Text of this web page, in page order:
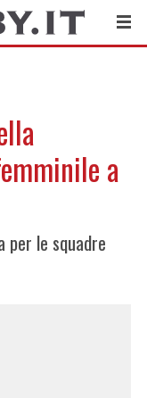
a
per le squadre